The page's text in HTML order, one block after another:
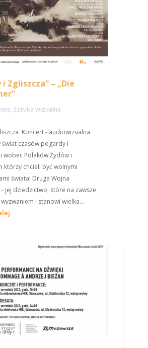
i Zgliszcza” – „Die
, Sztuka wizualna
Koncert - audiowizualna
czasów pogardy i
wobec Polaków Żydów i
którzy chcieli być wolnymi
świata! Druga Wojna
jej dziedzictwo, które na zawsze
i stanowi wielka...